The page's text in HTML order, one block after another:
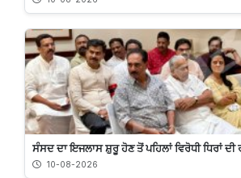
ਸੰਸਦ ਦਾ ਇਜਲਾਸ ਸ਼ੁਰੂ ਹੋਣ ਤੋਂ ਪਹਿਲਾਂ ਵਿਰੋਧੀ ਧਿਰਾਂ
10-08-2026